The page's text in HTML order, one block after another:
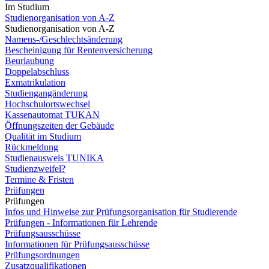
Im Studium
Studienorganisation von A-Z
Studienorganisation von A-Z
Namens-/Geschlechtsänderung
Bescheinigung für Rentenversicherung
Beurlaubung
Doppelabschluss
Exmatrikulation
Studiengangänderung
Hochschulortswechsel
Kassenautomat TUKAN
Öffnungszeiten der Gebäude
Qualität im Studium
Rückmeldung
Studienausweis TUNIKA
Studienzweifel?
Termine & Fristen
Prüfungen
Prüfungen
Infos und Hinweise zur Prüfungsorganisation für Studierende
Prüfungen - Informationen für Lehrende
Prüfungsausschüsse
Informationen für Prüfungsausschüsse
Prüfungsordnungen
Zusatzqualifikationen